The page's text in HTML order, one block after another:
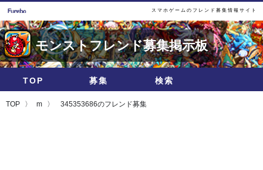
スマホゲームのフレンド募集情報サイト
モンストフレンド募集掲示板
TOP 募集 検索
TOP m 345353686のフレンド募集